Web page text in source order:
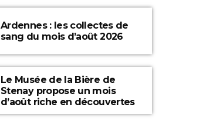
Ardennes : les collectes de
sang du mois d’août 2026
Le Musée de la Bière de
Stenay propose un mois
d’août riche en découvertes